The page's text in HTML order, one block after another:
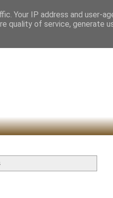
Your IP address and user-
quality of service, generate